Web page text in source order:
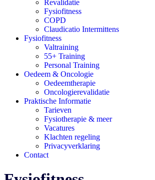
Revalidatie
Fysiofitness
COPD
Claudicatio Intermittens
Fysiofitness
Valtraining
55+ Training
Personal Training
Oedeem & Oncologie
Oedeemtherapie
Oncologierevalidatie
Praktische Informatie
Tarieven
Fysiotherapie & meer
Vacatures
Klachten regeling
Privacyverklaring
Contact